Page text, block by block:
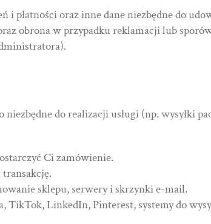
i płatności oraz inne dane niezbędne do
obrona w przypadku reklamacji lub
do realizacji usługi (np. wysyłki
Ci zamówienie.
transakcję.
sklepu, serwery i skrzynki e-mail.
LinkedIn, Pinterest, systemy do